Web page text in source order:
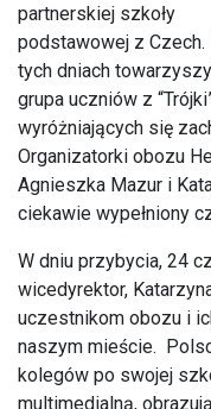
partnerskiej szkoły
podstawowej z
tych dniach
grupa uczniów z
wyróżniających się
Organizatorki obozu
Agnieszka Mazur i
ciekawie wypełniony
W dniu przybycia, 24
wicedyrektor,
uczestnikom obozu i
naszym mieście.
kolegów po swojej
multimedialną,